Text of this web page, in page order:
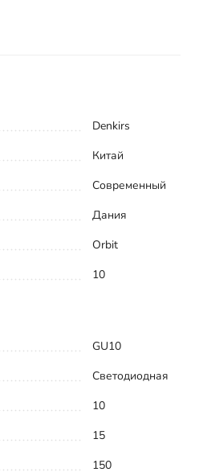
Denkirs
Китай
Современный
Дания
Orbit
10
GU10
Светодиодная
10
15
150